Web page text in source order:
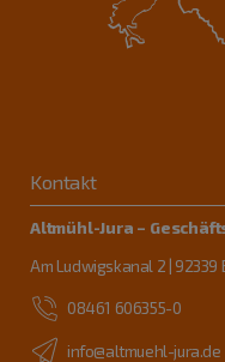
Kontakt
Altmühl-Jura –
Am Ludwigskanal 2 | 92339
08461 606355-0
info@altmuehl-jura.de